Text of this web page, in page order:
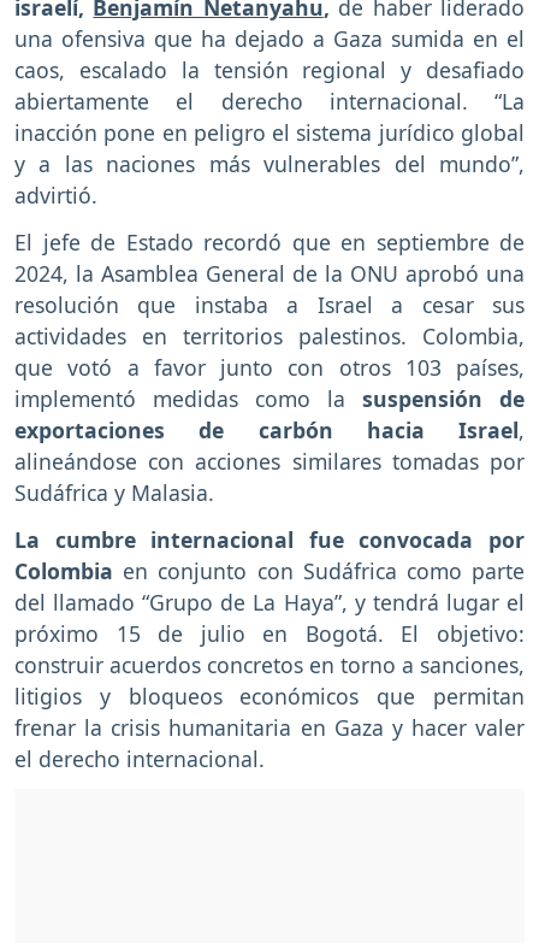
israelí, Benjamín Netanyahu, de haber liderado
una ofensiva que ha dejado a Gaza sumida en el
caos, escalado la tensión regional y desafiado
abiertamente el derecho internacional. “La
inacción pone en peligro el sistema jurídico global
y a las naciones más vulnerables del mundo”,
advirtió.
El jefe de Estado recordó que en septiembre de
2024, la Asamblea General de la ONU aprobó una
resolución que instaba a Israel a cesar sus
actividades en territorios palestinos. Colombia,
que votó a favor junto con otros 103 países,
implementó medidas como la suspensión de
exportaciones de carbón hacia Israel,
alineándose con acciones similares tomadas por
Sudáfrica y Malasia.
La cumbre internacional fue convocada por
Colombia en conjunto con Sudáfrica como parte
del llamado “Grupo de La Haya”, y tendrá lugar el
próximo 15 de julio en Bogotá. El objetivo:
construir acuerdos concretos en torno a sanciones,
litigios y bloqueos económicos que permitan
frenar la crisis humanitaria en Gaza y hacer valer
el derecho internacional.